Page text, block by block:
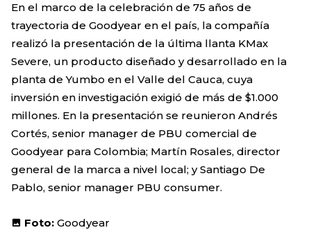
En el marco de la celebración de 75 años de
trayectoria de Goodyear en el país, la compañía
realizó la presentación de la última llanta KMax
Severe, un producto diseñado y desarrollado en la
planta de Yumbo en el Valle del Cauca, cuya
inversión en investigación exigió de más de $1.000
millones. En la presentación se reunieron Andrés
Cortés, senior manager de PBU comercial de
Goodyear para Colombia; Martín Rosales, director
general de la marca a nivel local; y Santiago De
Pablo, senior manager PBU consumer.
Foto: Goodyear